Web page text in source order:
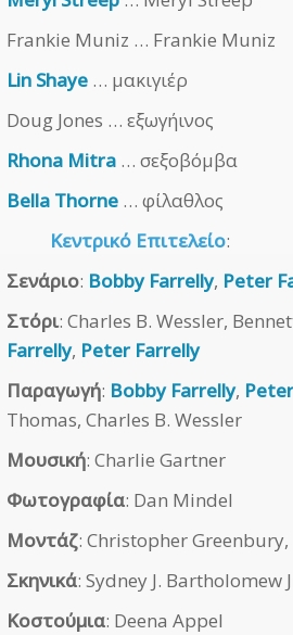
Frankie Muniz … Frankie Muniz
Lin Shaye … μακιγιέρ
Doug Jones … εξωγήινος
Rhona Mitra … σεξοβόμβα
Bella Thorne … φίλαθλος
Κεντρικό Επιτελείο:
Σενάριο: Bobby Farrelly, Peter
Στόρι: Charles B. Wessler,
Farrelly, Peter Farrelly
Παραγωγή: Bobby Farrelly,
Thomas, Charles B. Wessler
Μουσική: Charlie Gartner
Φωτογραφία: Dan Mindel
Μοντάζ: Christopher
Σκηνικά: Sydney J. Bartholomew
Κοστούμια: Deena Appel